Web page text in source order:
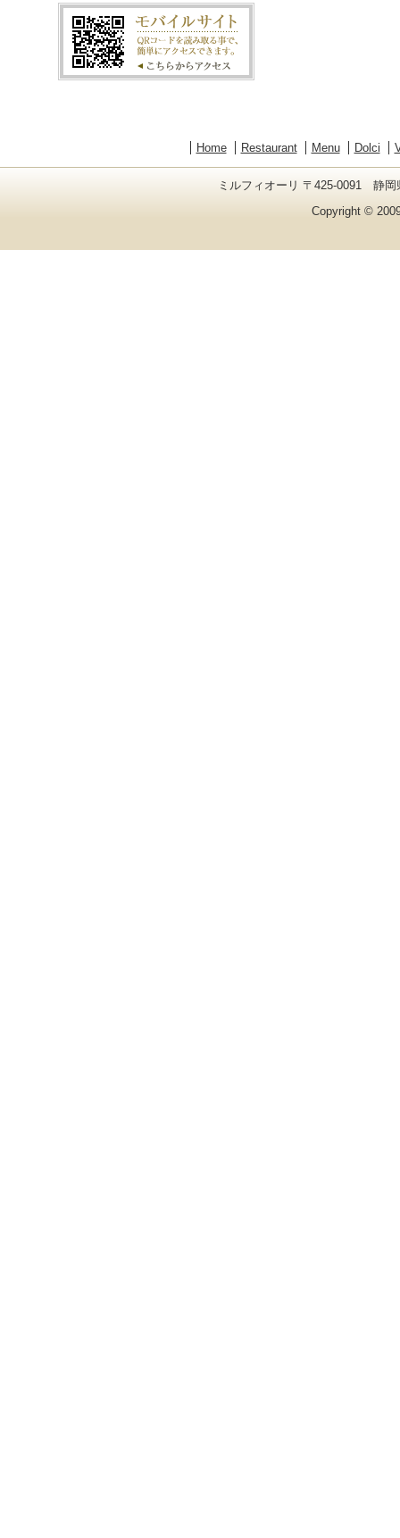
Home Restaurant Menu Dolci
ミルフィオーリ 〒425-0091 静
Copyright ©